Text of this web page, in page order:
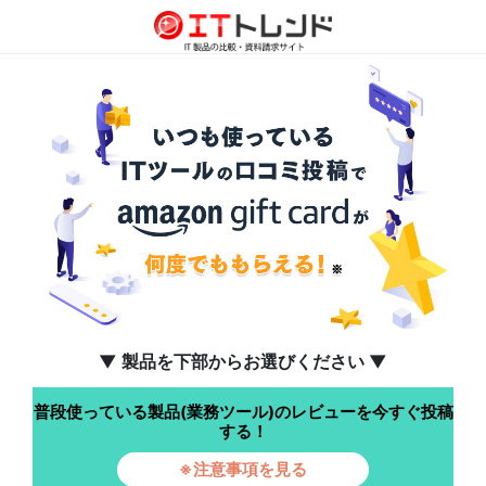
▼ 製品を下部からお選びください ▼
普段使っている製品(業務ツール)のレビューを今すぐ投稿
する！
※注意事項を見る